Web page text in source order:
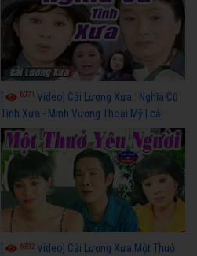
6071 Video] Cải Lương Xưa : Nghĩa Cũ
Tình Xưa - Minh Vương Thoại Mỹ | cải
lương xã hội hay nhất
6392 Video] Cải Lương Xưa Một Thuở